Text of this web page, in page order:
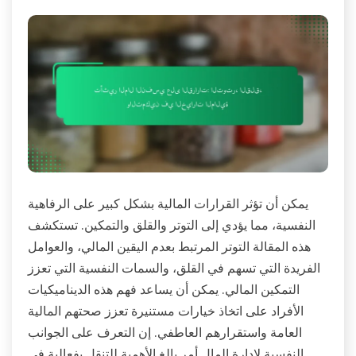
يمكن أن تؤثر القرارات المالية بشكل كبير على الرفاهية
النفسية، مما يؤدي إلى التوتر والقلق والتمكين. تستكشف
هذه المقالة التوتر المرتبط بعدم اليقين المالي، والعوامل
الفريدة التي تسهم في القلق، والسمات النفسية التي تعزز
التمكين المالي. يمكن أن يساعد فهم هذه الديناميكيات
الأفراد على اتخاذ خيارات مستنيرة تعزز صحتهم المالية
العامة واستقرارهم العاطفي. إن التعرف على الجوانب